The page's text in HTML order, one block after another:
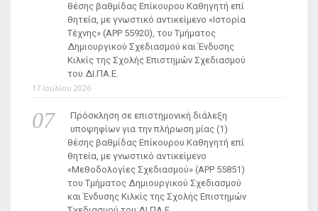
θέσης βαθμίδας Επίκουρου Καθηγητή επί
θητεία, με γνωστικό αντικείμενο «Ιστορία
Τέχνης» (ΑΡΡ 55920), του Τμήματος
Δημιουργικού Σχεδιασμού και Ένδυσης
Κιλκίς της Σχολής Επιστημών Σχεδιασμού
του ΔΙ.ΠΑ.Ε.
17 Ιουλίου 2026
Πρόσκληση σε επιστημονική διάλεξη
υποψηφίων για την πλήρωση μίας (1)
θέσης βαθμίδας Επίκουρου Καθηγητή επί
θητεία, με γνωστικό αντικείμενο
«Μεθοδολογίες Σχεδιασμού» (ΑΡΡ 55851)
του Τμήματος Δημιουργικού Σχεδιασμού
και Ένδυσης Κιλκίς της Σχολής Επιστημών